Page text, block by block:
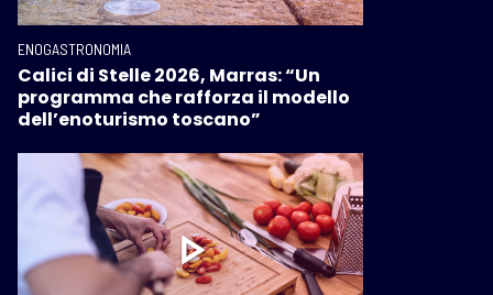
ENOGASTRONOMIA
Calici di Stelle 2026, Marras: “Un
programma che rafforza il modello
dell’enoturismo toscano”